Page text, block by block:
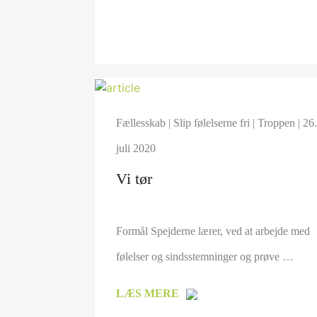
Fællesskab | Slip følelserne fri |Troppen | 26.
juli 2020
Vi tør
Formål Spejderne lærer, ved at arbejde med
følelser og sindsstemninger og prøve …
LÆS MERE